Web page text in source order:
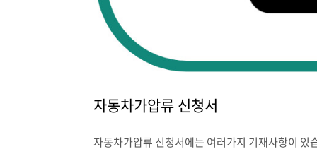
자동차가압류 신청서
자동차가압류 신청서에는 여러가지 기재사항이 있